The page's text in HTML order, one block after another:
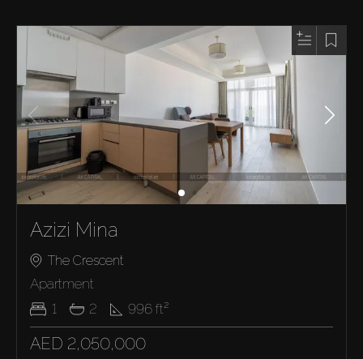
Azizi Mina
The Crescent
Apartment
1
2 996 ft²
AED 2,050,000